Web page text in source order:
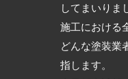
してまいりま
施工における
どんな塗装業
指します。